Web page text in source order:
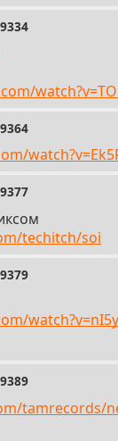
9334
9364
9377
techitch/soi
9379
9389
tamrecords/